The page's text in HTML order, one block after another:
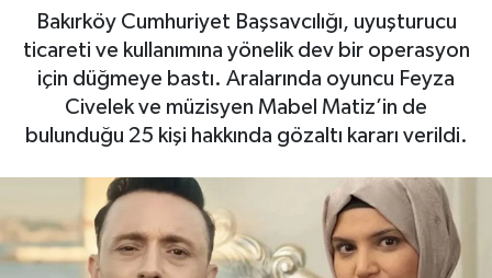
Bakırköy Cumhuriyet Başsavcılığı, uyuşturucu
ticareti ve kullanımına yönelik dev bir operasyon
için düğmeye bastı. Aralarında oyuncu Feyza
Civelek ve müzisyen Mabel Matiz’in de
bulunduğu 25 kişi hakkında gözaltı kararı verildi.
Otovitrin
Asayiş
Magazin
Gayrimenkul
Spor
Haber Arşivi